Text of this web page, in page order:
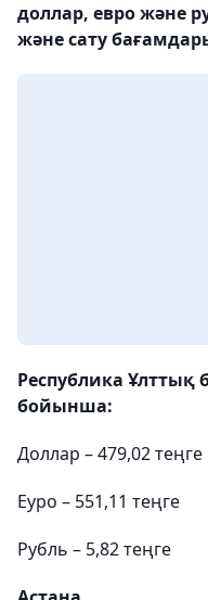
доллар, евро және
және сату
Республика Ұлттық
бойынша:
Доллар – 479,02 теңге
Еуро – 551,11 теңге
Рубль – 5,82 теңге